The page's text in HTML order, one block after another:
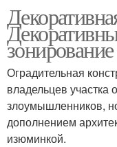
Оградительная
владельцев участка
злоумышленников,
дополнением
изюминкой.